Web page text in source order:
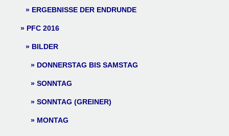
ERGEBNISSE DER ENDRUNDE
PFC 2016
BILDER
DONNERSTAG BIS SAMSTAG
SONNTAG
SONNTAG (GREINER)
MONTAG